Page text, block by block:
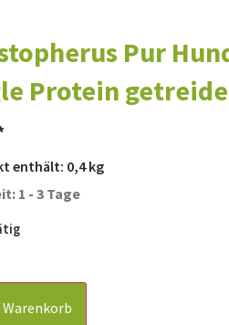
Pur
Protein
enthält: 0,4kg
1 - 3 Tage
Warenkorb